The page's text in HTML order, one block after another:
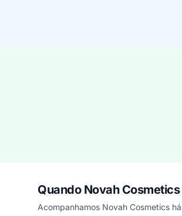
Quando Novah
Acompanhamos Novah Cosmetics